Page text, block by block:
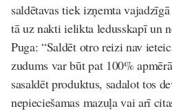
saldētavas tiek izņemta
tā uz nakti ielikta ledusskapī un
Puga: “Saldēt otro reizi nav
zudums var būt pat 100%
sasaldēt produktus, sadalot tos
nepieciešamas mazuļa vai arī